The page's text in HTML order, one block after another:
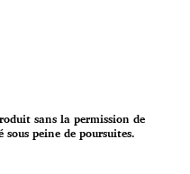
sans la permission de
peine de poursuites.